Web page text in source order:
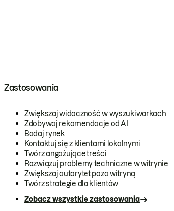
Zastosowania
Zwiększaj widoczność w wyszukiwarkach
Zdobywaj rekomendacje od AI
Badaj rynek
Kontaktuj się z klientami lokalnymi
Twórz angażujące treści
Rozwiązuj problemy techniczne w witrynie
Zwiększaj autorytet poza witryną
Twórz strategie dla klientów
Zobacz wszystkie zastosowania